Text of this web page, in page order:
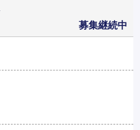
募集継続中